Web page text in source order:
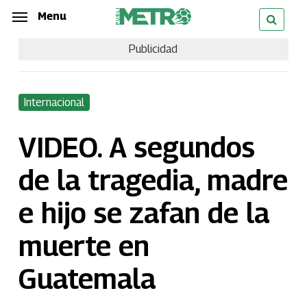
Skip
content
Menu
Publicidad
Internacional
VIDEO. A segundos
de la tragedia, madre
e hijo se zafan de la
muerte en
Guatemala
Menu